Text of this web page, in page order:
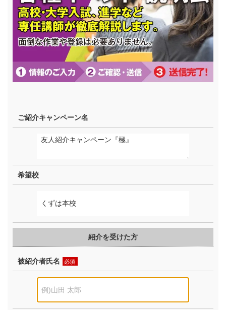
ご紹介キャンペーン名
希望校
紹介を受けた方
被紹介者氏名 必須